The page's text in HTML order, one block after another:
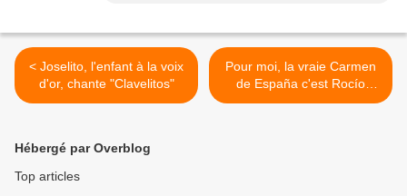
< Joselito, l'enfant à la voix
d'or, chante "Clavelitos"
Pour moi, la vraie Carmen
de España c'est Rocío
Jurado ! Esto es Copla para
Hébergé par Overblog
Top articles